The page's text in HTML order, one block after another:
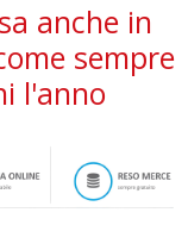
anche in
sempre
l'anno